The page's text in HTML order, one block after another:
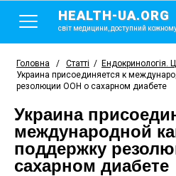
HEALTH-UA.ORG
світ медицини, доступний
Головна / Статті / Ендокринологія.
Украина присоединяется к
резолюции ООН о сахарном диабете
Украина
международной
поддержку
сахарном диабете